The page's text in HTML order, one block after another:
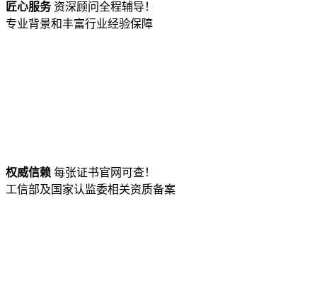
匠心服务资深顾问全程辅导！
专业背景和丰富行业经验保障
权威信赖 每张证书官网可查！
工信部及国家认监委相关资质备案